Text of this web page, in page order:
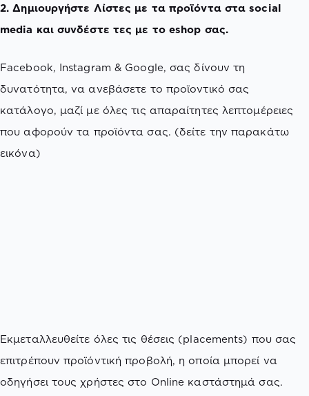
2. Δημιουργήστε Λίστες με τα προϊόντα στα social
media και συνδέστε τες με το eshop σας.
Facebook, Instagram & Google, σας δίνουν τη
δυνατότητα, να ανεβάσετε το προϊοντικό σας
κατάλογο, μαζί με όλες τις απαραίτητες λεπτομέρειες
που αφορούν τα προϊόντα σας. (δείτε την παρακάτω
εικόνα)
Εκμεταλλευθείτε όλες τις θέσεις (placements) που σας
επιτρέπουν προϊόντική προβολή, η οποία μπορεί να
οδηγήσει τους χρήστες στο Online καστάστημά σας.